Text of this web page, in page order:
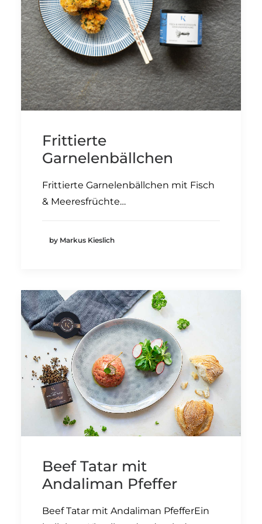
Frittierte
Garnelenbällchen
Frittierte Garnelenbällchen mit Fisch
& Meeresfrüchte…
by Markus Kieslich
Beef Tatar mit
Andaliman Pfeffer
Beef Tatar mit Andaliman PfefferEin